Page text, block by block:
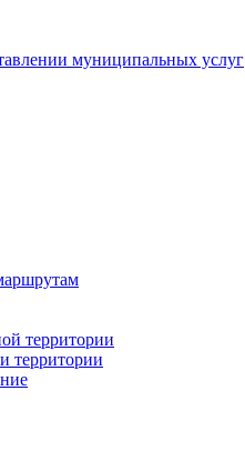
муниципальных услуг
территории
территории